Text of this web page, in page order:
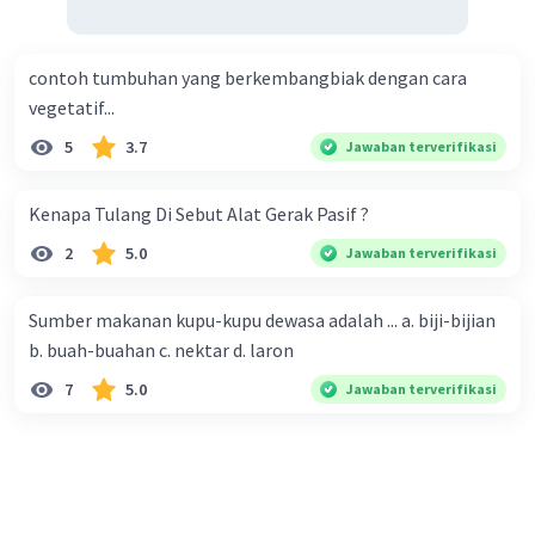
contoh tumbuhan yang berkembangbiak dengan cara
vegetatif...
5 3.7 Jawaban terverifikasi
Kenapa Tulang Di Sebut Alat Gerak Pasif ?
2 5.0 Jawaban terverifikasi
Sumber makanan kupu-kupu dewasa adalah ... a. biji-bijian
b. buah-buahan c. nektar d. laron
7 5.0 Jawaban terverifikasi